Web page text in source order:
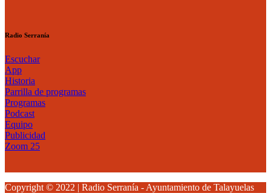
Radio Serranía
Escuchar
App
Historia
Parrilla de programas
Programas
Podcast
Equipo
Publicidad
Zoom 25
Copyright © 2022 | Radio Serranía - Ayuntamiento de Talayuelas